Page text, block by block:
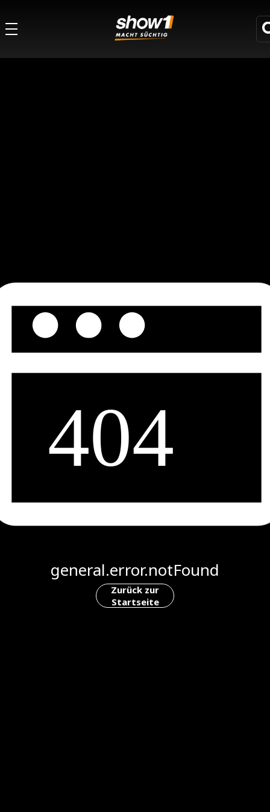
general.error.notFound
Zurück zur
Startseite